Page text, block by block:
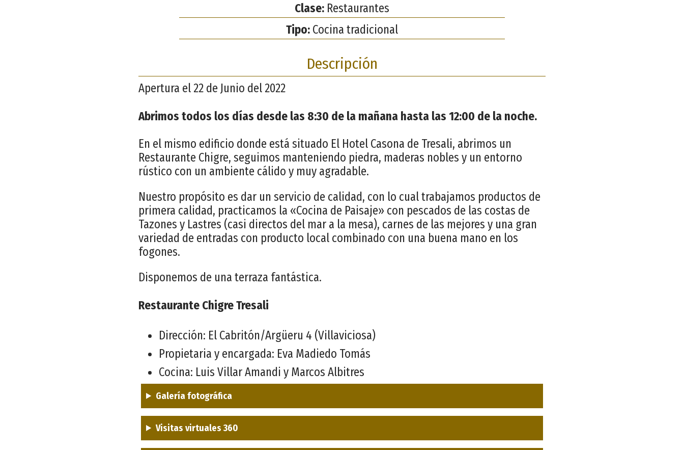
Clase: Restaurantes
Tipo: Cocina tradicional
Descripción
Apertura el 22 de Junio del 2022
Abrimos todos los días desde las 8:30 de la mañana hasta las 12:00 de la noche.
En el mismo edificio donde está situado El Hotel Casona de Tresali, abrimos un
Restaurante Chigre, seguimos manteniendo piedra, maderas nobles y un entorno
rústico con un ambiente cálido y muy agradable.
Nuestro propósito es dar un servicio de calidad, con lo cual trabajamos productos de
primera calidad, practicamos la «Cocina de Paisaje» con pescados de las costas de
Tazones y Lastres (casi directos del mar a la mesa), carnes de las mejores y una gran
variedad de entradas con producto local combinado con una buena mano en los
fogones.
Disponemos de una terraza fantástica.
Restaurante Chigre Tresali
Dirección: El Cabritón/Argüeru 4 (Villaviciosa)
Propietaria y encargada: Eva Madiedo Tomás
Cocina: Luis Villar Amandi y Marcos Albitres
Galería fotográfica
Visitas virtuales 360